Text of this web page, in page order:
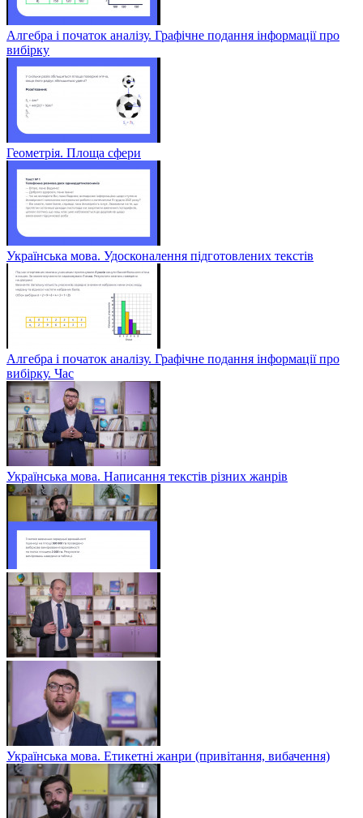
Алгебра і початок аналізу. Графічне подання інформації про
вибірку
Геометрія. Площа сфери
Українська мова. Удосконалення підготовлених текстів
Алгебра і початок аналізу. Графічне подання інформації про
вибірку. Час
Українська мова. Написання текстів різних жанрів
Українська мова. Етикетні жанри (привітання, вибачення)